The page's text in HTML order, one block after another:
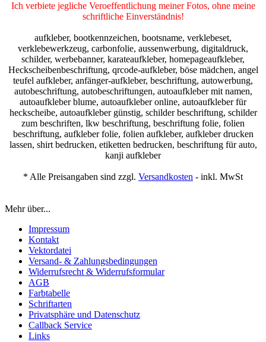
Ich verbiete jegliche Veroeffentlichung meiner Fotos, ohne meine
schriftliche Einverständnis!
aufkleber, bootkennzeichen, bootsname, verklebeset,
verklebewerkzeug, carbonfolie, aussenwerbung, digitaldruck,
schilder, werbebanner, karateaufkleber, homepageaufkleber,
Heckscheibenbeschriftung, qrcode-aufkleber, böse mädchen, angel
teufel aufkleber, anfänger-aufkleber, beschriftung, autowerbung,
autobeschriftung, autobeschriftungen, autoaufkleber mit namen,
autoaufkleber blume, autoaufkleber online, autoaufkleber für
heckscheibe, autoaufkleber günstig, schilder beschriftung, schilder
zum beschriften, lkw beschriftung, beschriftung folie, folien
beschriftung, aufkleber folie, folien aufkleber, aufkleber drucken
lassen, shirt bedrucken, etiketten bedrucken, beschriftung für auto,
kanji aufkleber
* Alle Preisangaben sind zzgl. Versandkosten - inkl. MwSt
Mehr über...
Impressum
Kontakt
Vektordatei
Versand- & Zahlungsbedingungen
Widerrufsrecht & Widerrufsformular
AGB
Farbtabelle
Schriftarten
Privatsphäre und Datenschutz
Callback Service
Links